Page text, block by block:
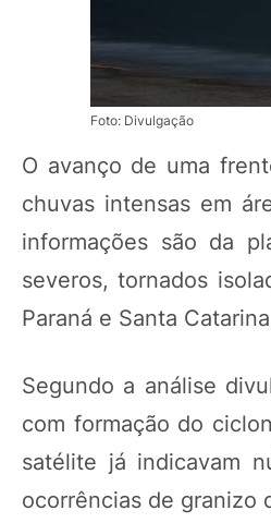
Foto: Divulgação
O avanço de uma
chuvas intensas em
informações são da
severos, tornados
Paraná e Santa
Segundo a análise
com formação do
satélite já indicavam
ocorrências de granizo